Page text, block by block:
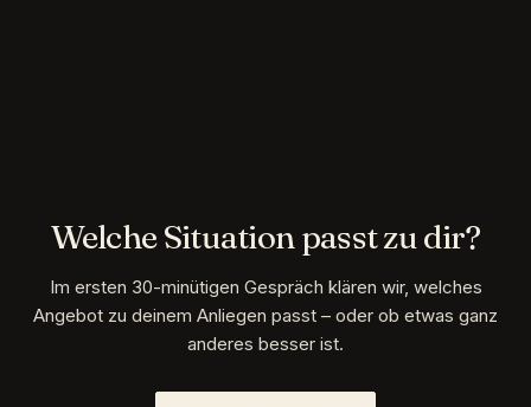
Welche Situation passt zu dir?
Im ersten 30-minütigen Gespräch klären wir, welches
Angebot zu deinem Anliegen passt – oder ob etwas ganz
anderes besser ist.